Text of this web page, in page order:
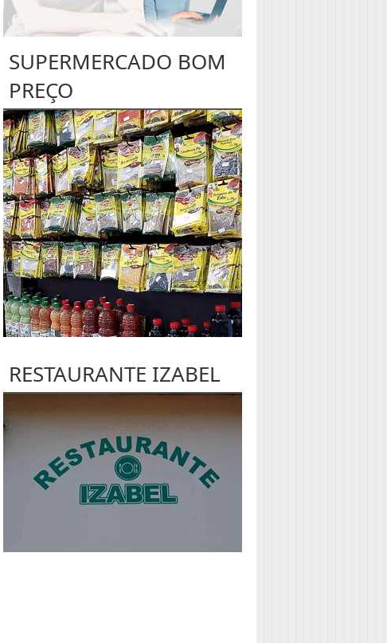
SUPERMERCADO BOM
PREÇO
RESTAURANTE IZABEL